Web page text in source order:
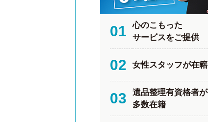
01
心のこもった
サービスをご提供
02 女性スタッフが在籍
03
遺品整理有資格者が
多数在籍